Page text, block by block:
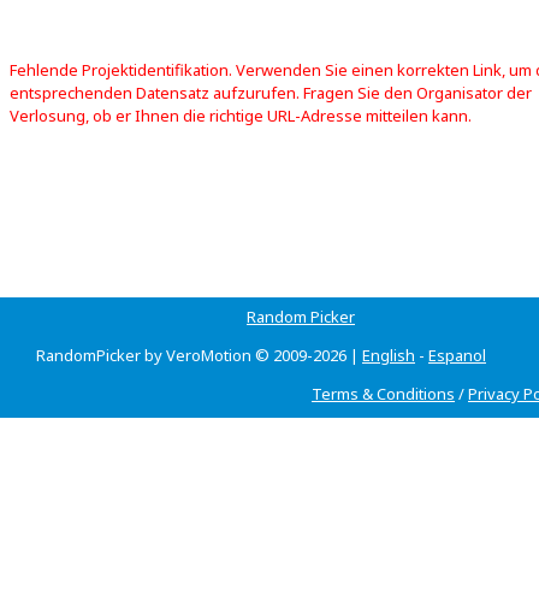
Fehlende Projektidentifikation. Verwenden Sie einen korrekten Link, um
entsprechenden Datensatz aufzurufen. Fragen Sie den Organisator der
Verlosung, ob er Ihnen die richtige URL-Adresse mitteilen kann.
Random Picker
RandomPicker by VeroMotion © 2009-2026 | English - Espanol
Terms & Conditions /Privacy